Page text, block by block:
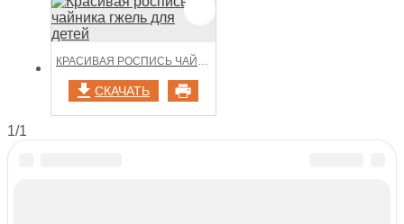
КРАСИВАЯ РОСПИСЬ ЧАЙНИКА ГЖЕЛЬ ДЛЯ ДЕТЕЙ
СКАЧАТЬ
1/1